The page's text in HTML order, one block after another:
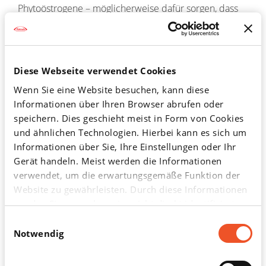
Diese Webseite verwendet Cookies
Wenn Sie eine Website besuchen, kann diese
Informationen über Ihren Browser abrufen oder
speichern. Dies geschieht meist in Form von Cookies
und ähnlichen Technologien. Hierbei kann es sich um
Informationen über Sie, Ihre Einstellungen oder Ihr
Gerät handeln. Meist werden die Informationen
verwendet, um die erwartungsgemäße Funktion der
Website zu gewährleisten. Durch diese Informationen
werden Sie normalerweise nicht direkt identifiziert.
Erlebnis geboten werden. Da wir Ihr Recht auf
entscheiden, bestimmte Arten von Cookies nicht
Notwendig
Phytoöstrogene – möglicherweise dafür sorgen, dass
Prostatazellen nicht bösartig werden, indem die
Wirkstoffe bestimmte Zellrezeptoren stimulieren.
Getreide, Soja, Leinsamen und grünem Tee enthalten.
Und auch Spurenelemente und Vitamine können
eventuell zur Krebsabwehr beitragen: Laut einer
Studie konnte die langjährige ergänzende Einnahme
von Selen, Zink und die Vitamine A, C und E das
Erkrankungsrisiko der entsprechenden Probanden
deutlich senken. Dazu sind aber noch weitere Studien
nötig.
In Bewegung bleiben